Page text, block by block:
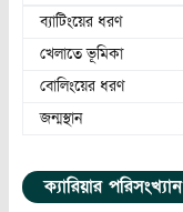
ব্যাটিংয়ের ধরণ
খেলাতে ভূমিকা
বোলিংয়ের ধরণ
জন্মস্থান
ক্যারিয়ার পরিসংখ্যান